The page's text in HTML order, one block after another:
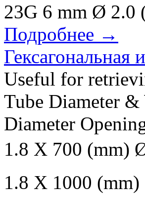
23G 6 mm Ø 2.0
Подробнее →
Гексагональная
Useful for
Tube Diameter
Diameter
1.8 X 700 (mm)
1.8 X 1000